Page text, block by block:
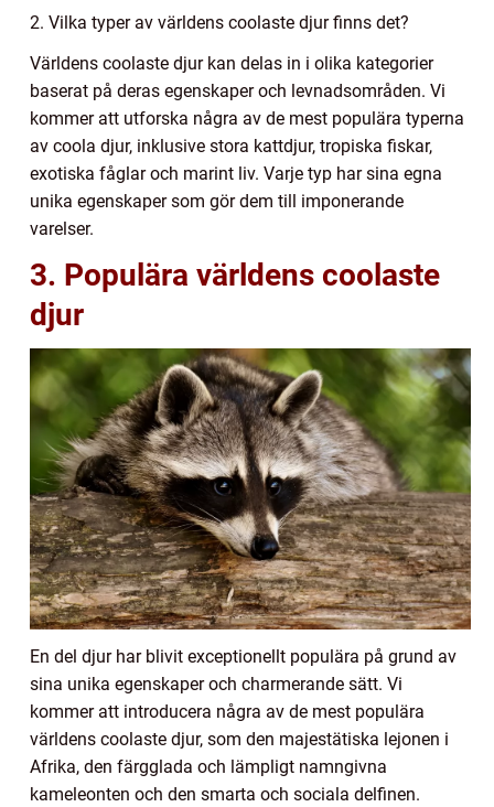
2. Vilka typer av världens coolaste djur finns det?
Världens coolaste djur kan delas in i olika kategorier
baserat på deras egenskaper och levnadsområden. Vi
kommer att utforska några av de mest populära typerna
av coola djur, inklusive stora kattdjur, tropiska fiskar,
exotiska fåglar och marint liv. Varje typ har sina egna
unika egenskaper som gör dem till imponerande
varelser.
3. Populära världens coolaste
djur
En del djur har blivit exceptionellt populära på grund av
sina unika egenskaper och charmerande sätt. Vi
kommer att introducera några av de mest populära
världens coolaste djur, som den majestätiska lejonen i
Afrika, den färgglada och lämpligt namngivna
kameleonten och den smarta och sociala delfinen.